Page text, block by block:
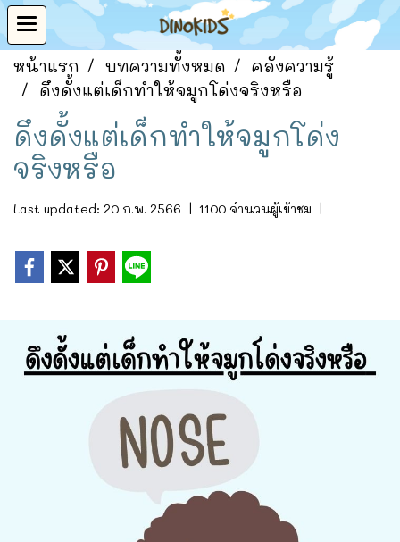
หน้าแรก บทความทั้งหมด
คลังความรู้
ดึงดั้งแต่เด็กทำให้จมูกโด่งจริงหรือ
ดึงดั้งแต่เด็กทำให้จมูกโด่ง
จริงหรือ
Last updated: 20 ก.พ. 2566 | 1100 จำนวนผู้เข้าชม |